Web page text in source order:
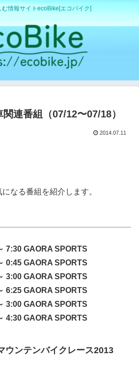
む情報サイトecoBike[エコバイク]
連番組（07/12〜07/18）
2014.07.11
なる番組を紹介します。
7:30 GAORA SPORTS
0:45 GAORA SPORTS
3:00 GAORA SPORTS
6:25 GAORA SPORTS
3:00 GAORA SPORTS
4:30 GAORA SPORTS
ウンテンバイクレース2013